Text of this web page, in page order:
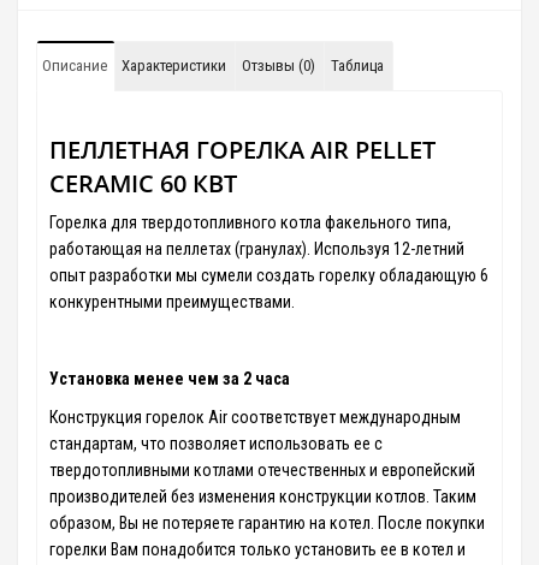
Описание Характеристики Отзывы (0) Таблица
ПЕЛЛЕТНАЯ ГОРЕЛКА AIR PELLET
CERAMIC 60 КВТ
Горелка для твердотопливного котла факельного типа,
работающая на пеллетах (гранулах). Используя 12-летний
опыт разработки мы сумели создать горелку обладающую 6
конкурентными преимуществами.
Установка менее чем за 2 часа
Конструкция горелок Air соответствует международным
стандартам, что позволяет использовать ее с
твердотопливными котлами отечественных и европейский
производителей без изменения конструкции котлов. Таким
образом, Вы не потеряете гарантию на котел. После покупки
горелки Вам понадобится только установить ее в котел и